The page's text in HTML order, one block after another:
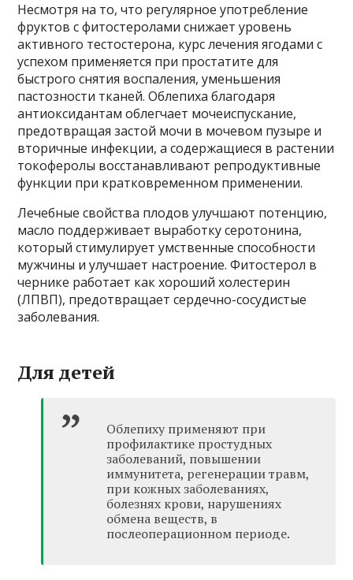
Несмотря на то, что регулярное употребление
фруктов с фитостеролами снижает уровень
активного тестостерона, курс лечения ягодами с
успехом применяется при простатите для
быстрого снятия воспаления, уменьшения
пастозности тканей. Облепиха благодаря
антиоксидантам облегчает мочеиспускание,
предотвращая застой мочи в мочевом пузыре и
вторичные инфекции, а содержащиеся в растении
токоферолы восстанавливают репродуктивные
функции при кратковременном применении.
Лечебные свойства плодов улучшают потенцию,
масло поддерживает выработку серотонина,
который стимулирует умственные способности
мужчины и улучшает настроение. Фитостерол в
чернике работает как хороший холестерин
(ЛПВП), предотвращает сердечно-сосудистые
заболевания.
Для детей
Облепиху применяют при
профилактике простудных
заболеваний, повышении
иммунитета, регенерации травм,
при кожных заболеваниях,
болезнях крови, нарушениях
обмена веществ, в
послеоперационном периоде.